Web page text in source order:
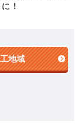
に！
地域